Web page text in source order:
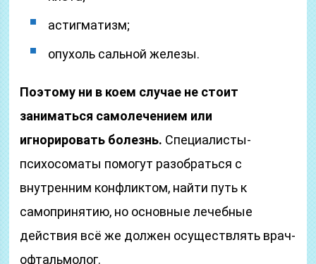
астигматизм;
опухоль сальной железы.
Поэтому ни в коем случае не стоит
заниматься самолечением или
игнорировать болезнь. Специалисты-
психосоматы помогут разобраться с
внутренним конфликтом, найти путь к
самопринятию, но основные лечебные
действия всё же должен осуществлять врач-
офтальмолог.